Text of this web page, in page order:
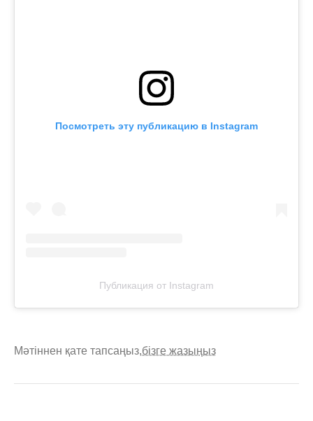
Посмотреть эту публикацию в Instagram
Публикация от Instagram
Мәтіннен қате тапсаңыз,бізге жазыңыз